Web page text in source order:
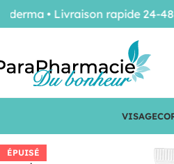
VISAGE
ÉPUISÉ
• Livraison rapide 24-48h •